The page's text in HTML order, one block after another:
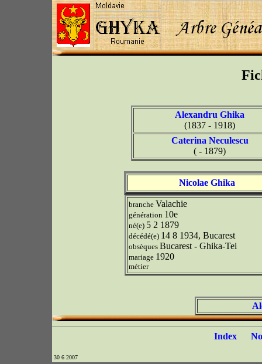
Alexandru Ghika
(1837 - 1918)
Caterina Neculescu
( - 1879)
Nicolae Ghika
branche Valachie
génération 10e
né(e) 5 2 1879
décédé(e) 14 8 1934, Bucarest
obsèques Bucarest - Ghika-Tei
mariage 1920
métier
Index
30 6 2007